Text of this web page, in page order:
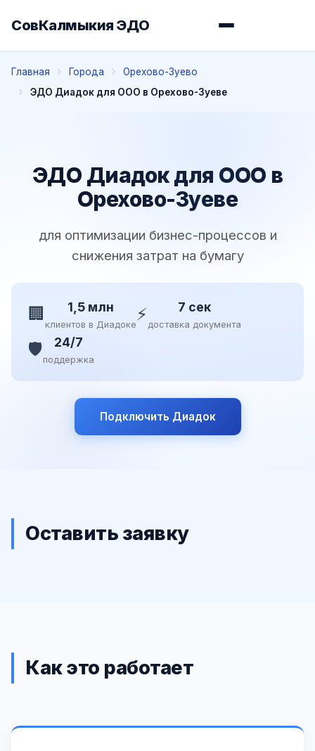
СовКалмыкия ЭДО
Главная Города
Орехово-Зуево
ЭДО Диадок для ООО в Орехово-Зуеве
ЭДО Диадок для ООО в
Орехово-Зуеве
для оптимизации бизнес-процессов и
снижения затрат на бумагу
🏢 1,5 млн
клиентов в Диадоке⚡ 7 сек
доставка документа
🛡️ 24/7
поддержка
Подключить Диадок
Оставить заявку
Как это работает